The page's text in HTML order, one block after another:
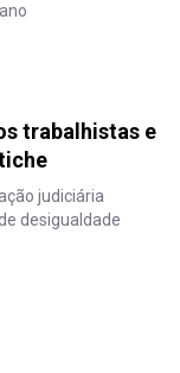
trabalhistas e
judiciária
desigualdade